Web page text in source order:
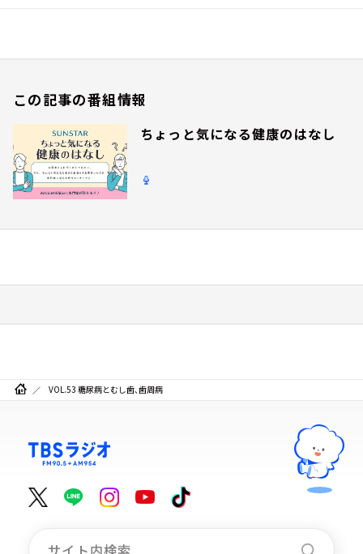
この記事の番組情報
ちょっと気になる健康のはなし
VOL.53 糖尿病とむし歯、歯周病